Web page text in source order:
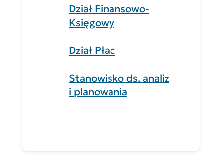
Dział Finansowo-
Księgowy
Dział Płac
Stanowisko ds. analiz
i planowania